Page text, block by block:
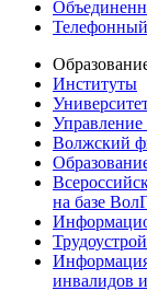
Институты
Управление
Волжский
на базе
инвалидов